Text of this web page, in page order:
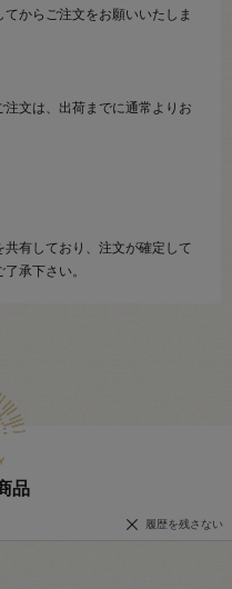
からご注文をお願いいたしま
注文は、出荷までに通常よりお
共有しており、注文が確定して
承下さい。
品
履歴を残さない